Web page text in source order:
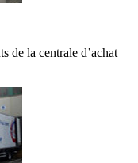
de la centrale d’achat